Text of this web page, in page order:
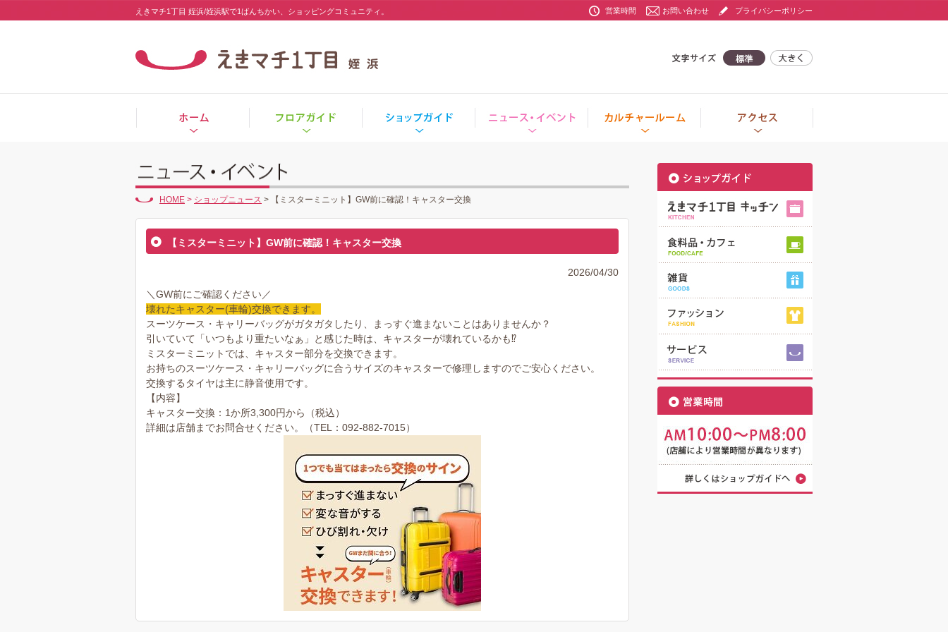
えきマチ1丁目 姪浜/姪浜駅で1ばんちかい、ショッピングコミュニティ。 営業時間 お問い合わせ プライバシーポリシー
HOME > ショップニュース > 【ミスターミニット】GW前に確認！キャスター交換
【ミスターミニット】GW前に確認！キャスター交換
2026/04/30
＼GW前にご確認ください／
壊れたキャスター(車輪)交換できます。
スーツケース・キャリーバッグがガタガタしたり、まっすぐ進まないことはありませんか？
引いていて「いつもより重たいなぁ」と感じた時は、キャスターが壊れているかも⁉
ミスターミニットでは、キャスター部分を交換できます。
お持ちのスーツケース・キャリーバッグに合うサイズのキャスターで修理しますのでご安心ください。
交換するタイヤは主に静音使用です。
【内容】
キャスター交換：1か所3,300円から（税込）
詳細は店舗までお問合せください。（TEL：092-882-7015）